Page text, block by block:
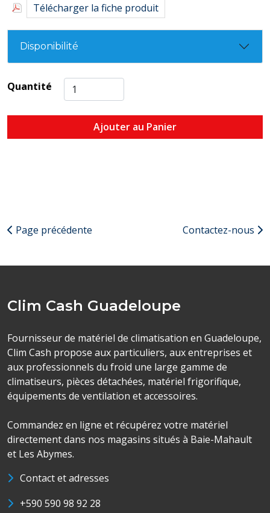
Télécharger la fiche produit
Disponibilité
Quantité
Ajouter au Panier
Page précédente Contactez-nous
Clim Cash Guadeloupe
Fournisseur de matériel de climatisation en Guadeloupe,
Clim Cash propose aux particuliers, aux entreprises et
aux professionnels du froid une large gamme de
climatiseurs, pièces détachées, matériel frigorifique,
équipements de ventilation et accessoires.
Commandez en ligne et récupérez votre matériel
directement dans nos magasins situés à Baie-Mahault
et Les Abymes.
Contact et adresses
+590 590 98 92 28